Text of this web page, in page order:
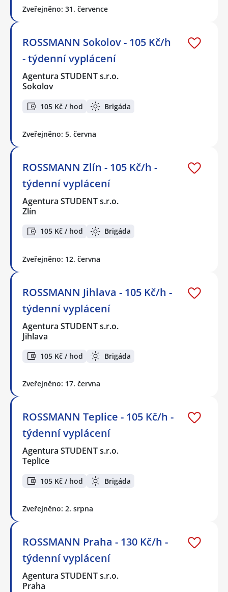
Zveřejněno: 31. července
ROSSMANN Sokolov - 105 Kč/h
- týdenní vyplácení
Agentura STUDENT s.r.o.
Sokolov
105 Kč / hod Brigáda
Zveřejněno: 5. června
ROSSMANN Zlín - 105 Kč/h -
týdenní vyplácení
Agentura STUDENT s.r.o.
Zlín
105 Kč / hod Brigáda
Zveřejněno: 12. června
ROSSMANN Jihlava - 105 Kč/h -
týdenní vyplácení
Agentura STUDENT s.r.o.
Jihlava
105 Kč / hod Brigáda
Zveřejněno: 17. června
ROSSMANN Teplice - 105 Kč/h -
týdenní vyplácení
Agentura STUDENT s.r.o.
Teplice
105 Kč / hod Brigáda
Zveřejněno: 2. srpna
ROSSMANN Praha - 130 Kč/h -
týdenní vyplácení
Agentura STUDENT s.r.o.
Praha